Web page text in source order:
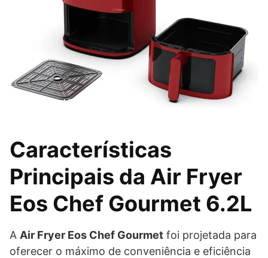
Características
Principais da Air Fryer
Eos Chef Gourmet 6.2L
A Air Fryer Eos Chef Gourmet foi projetada para
oferecer o máximo de conveniência e eficiência